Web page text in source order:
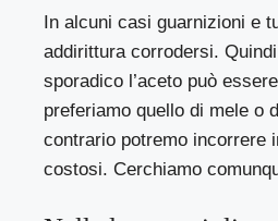
In alcuni casi guarnizioni e
addirittura corrodersi.
sporadico l’aceto può
preferiamo quello di mele o
contrario potremo incorrere
costosi. Cerchiamo